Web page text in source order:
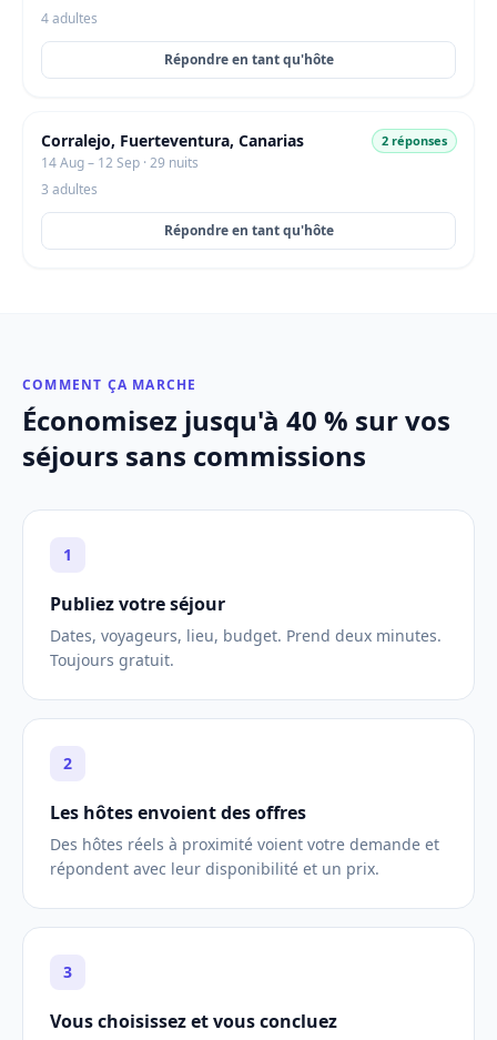
4 adultes
Répondre en tant qu'hôte
Corralejo, Fuerteventura, Canarias
14 Aug – 12 Sep · 29 nuits
2 réponses
3 adultes
Répondre en tant qu'hôte
COMMENT ÇA MARCHE
Économisez jusqu'à 40 % sur vos
séjours sans commissions
1
Publiez votre séjour
Dates, voyageurs, lieu, budget. Prend deux minutes.
Toujours gratuit.
2
Les hôtes envoient des offres
Des hôtes réels à proximité voient votre demande et
répondent avec leur disponibilité et un prix.
3
Vous choisissez et vous concluez